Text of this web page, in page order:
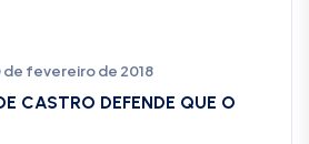
de fevereiro de 2018
CASTRO DEFENDE QUE O